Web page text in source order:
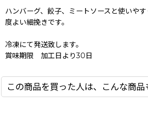
ハンバーグ、餃子、ミートソースと使いや
度よい細挽きです。
冷凍にて発送致します。
賞味期限 加工日より30日
この商品を買った人は、こんな商品